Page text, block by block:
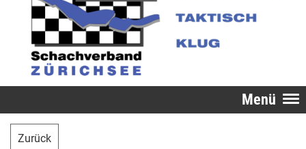
Menü
Zurück